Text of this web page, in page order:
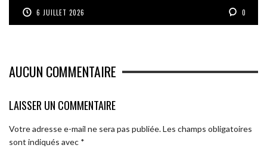
6 JUILLET 2026 0
AUCUN COMMENTAIRE
LAISSER UN COMMENTAIRE
Votre adresse e-mail ne sera pas publiée.Les champs obligatoires
sont indiqués avec *